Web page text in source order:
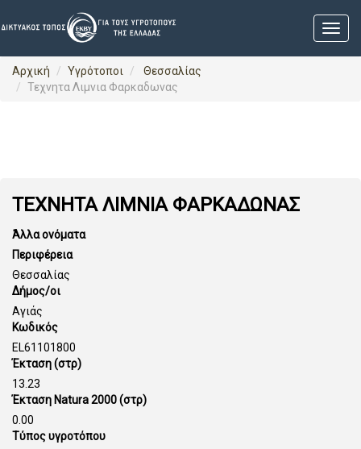
Αρχική Υγρότοποι
Θεσσαλίας
Τεχνητα Λιμνια Φαρκαδωνας
ΤΕΧΝΗΤΑ ΛΙΜΝΙΑ ΦΑΡΚΑΔΩΝΑΣ
Άλλα ονόματα
Περιφέρεια
Θεσσαλίας
Δήμος/οι
Αγιάς
Κωδικός
EL61101800
Έκταση (στρ)
13.23
Έκταση Natura 2000 (στρ)
0.00
Τύπος υγροτόπου